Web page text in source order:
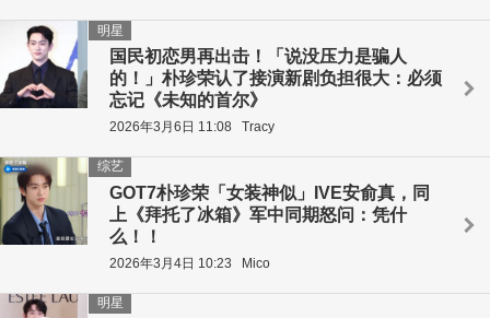
国民初恋男再出击！「说没压力是骗人
的！」朴珍荣认了接演新剧负担很大：必须
忘记《未知的首尔》
明星
2026年3月6日 11:08 Tracy
GOT7朴珍荣「女装神似」IVE安俞真，同
上《拜托了冰箱》军中同期怒问：凭什
么！！
综艺
2026年3月4日 10:23 Mico
明星